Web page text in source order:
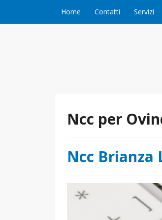
Home Contatti Servizi
Ncc per
Ncc Brianza